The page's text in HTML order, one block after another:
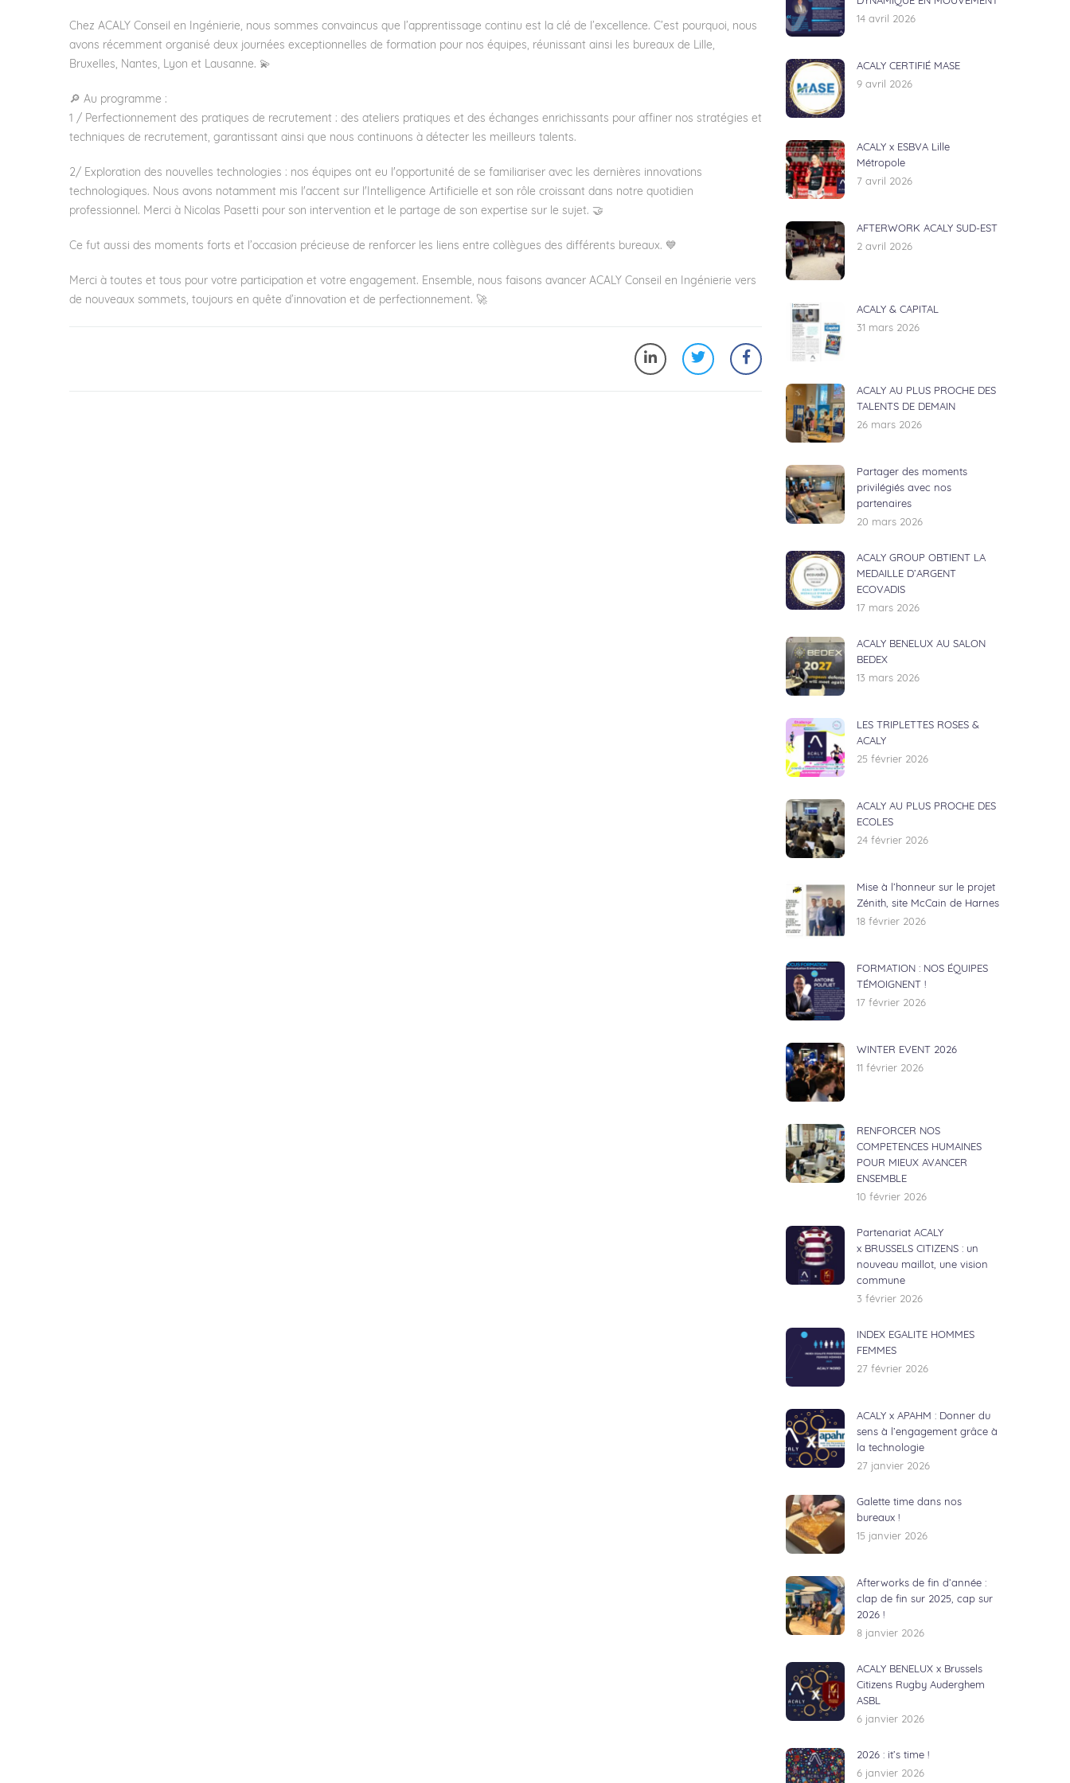
Chez ACALY Conseil en Ingénierie, nous sommes convaincus que l’apprentissage continu est la clé de l’excellence. C’est pourquoi, nous
avons récemment organisé deux journées exceptionnelles de formation pour nos équipes, réunissant ainsi les bureaux de Lille,
Bruxelles, Nantes, Lyon et Lausanne. 💫
🔎 Au programme :
1 / Perfectionnement des pratiques de recrutement : des ateliers pratiques et des échanges enrichissants pour affiner nos stratégies et
techniques de recrutement, garantissant ainsi que nous continuons à détecter les meilleurs talents.
2/ Exploration des nouvelles technologies : nos équipes ont eu l'opportunité de se familiariser avec les dernières innovations
technologiques. Nous avons notamment mis l'accent sur l'Intelligence Artificielle et son rôle croissant dans notre quotidien
professionnel. Merci à Nicolas Pasetti pour son intervention et le partage de son expertise sur le sujet. 🤝
Ce fut aussi des moments forts et l’occasion précieuse de renforcer les liens entre collègues des différents bureaux. 💙
Merci à toutes et tous pour votre participation et votre engagement. Ensemble, nous faisons avancer ACALY Conseil en Ingénierie vers
de nouveaux sommets, toujours en quête d’innovation et de perfectionnement. 🚀
14 avril 2026
ACALY CERTIFIÉ MASE
9 avril 2026
ACALY x ESBVA Lille
Métropole
7 avril 2026
AFTERWORK ACALY SUD-EST
2 avril 2026
ACALY & CAPITAL
31 mars 2026
ACALY AU PLUS PROCHE DES
TALENTS DE DEMAIN
26 mars 2026
Partager des moments
privilégiés avec nos
partenaires
20 mars 2026
ACALY GROUP OBTIENT LA
MEDAILLE D’ARGENT
ECOVADIS
17 mars 2026
ACALY BENELUX AU SALON
BEDEX
13 mars 2026
LES TRIPLETTES ROSES &
ACALY
25 février 2026
ACALY AU PLUS PROCHE DES
ECOLES
24 février 2026
Mise à l’honneur sur le projet
Zénith, site McCain de Harnes
18 février 2026
FORMATION : NOS ÉQUIPES
TÉMOIGNENT !
17 février 2026
WINTER EVENT 2026
11 février 2026
RENFORCER NOS
COMPETENCES HUMAINES
POUR MIEUX AVANCER
ENSEMBLE
10 février 2026
Partenariat ACALY
x BRUSSELS CITIZENS : un
nouveau maillot, une vision
commune
3 février 2026
INDEX EGALITE HOMMES
FEMMES
27 février 2026
ACALY x APAHM : Donner du
sens à l’engagement grâce à
la technologie
27 janvier 2026
Galette time dans nos
bureaux !
15 janvier 2026
Afterworks de fin d’année :
clap de fin sur 2025, cap sur
2026 !
8 janvier 2026
ACALY BENELUX x Brussels
Citizens Rugby Auderghem
ASBL
6 janvier 2026
2026 : it’s time !
6 janvier 2026